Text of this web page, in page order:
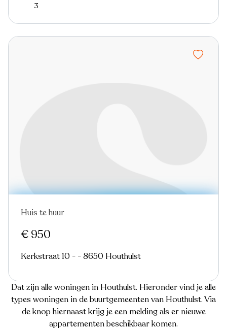
3
Huis te huur
€ 950
Kerkstraat 10 - - 8650 Houthulst
Dat zijn alle woningen in Houthulst. Hieronder vind je alle
types woningen in de buurtgemeenten van Houthulst. Via
de knop hiernaast krijg je een melding als er nieuwe
appartementen beschikbaar komen.